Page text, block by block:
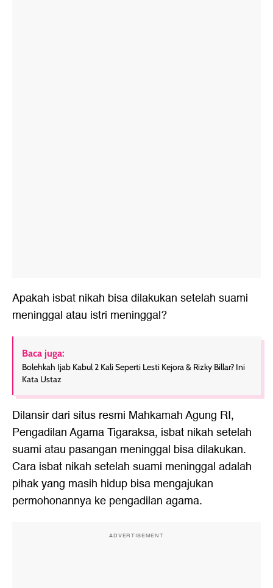
Apakah isbat nikah bisa dilakukan setelah suami
meninggal atau istri meninggal?
Baca juga:
Bolehkah Ijab Kabul 2 Kali Seperti Lesti Kejora & Rizky Billar? Ini
Kata Ustaz
Dilansir dari situs resmi Mahkamah Agung RI,
Pengadilan Agama Tigaraksa, isbat nikah setelah
suami atau pasangan meninggal bisa dilakukan.
Cara isbat nikah setelah suami meninggal adalah
pihak yang masih hidup bisa mengajukan
permohonannya ke pengadilan agama.
ADVERTISEMENT